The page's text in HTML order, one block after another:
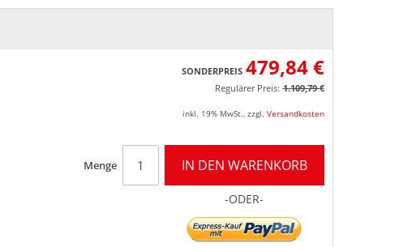
SONDERPREIS 479,84 €
Regulärer Preis: 1.109,79 €
inkl. 19% MwSt. zzgl. Versandkosten
Menge IN DEN WARENKORB
-ODER-